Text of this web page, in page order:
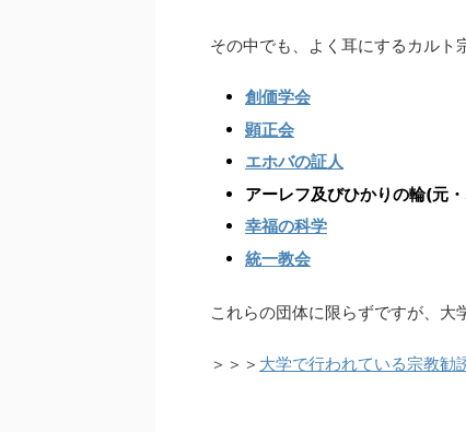
その中でも、よく耳にするカルト
創価学会
顕正会
エホバの証人
アーレフ及びひかりの輪(元
幸福の科学
統一教会
これらの団体に限らずですが、大
＞＞＞ 大学で行われている宗教勧